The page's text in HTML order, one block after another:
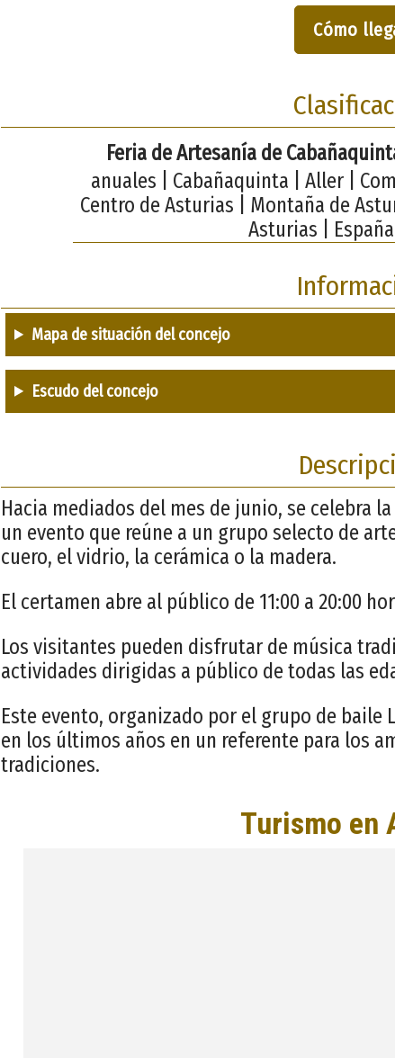
Cómo
Feria de Artesanía de
anuales | Cabañaquinta | Aller |
Centro de Asturias | Montaña de
Asturias |
Mapa de situación del concejo
Escudo del concejo
Hacia mediados del mes de junio, se celebra
un evento que reúne a un grupo selecto de
cuero, el vidrio, la cerámica o la madera.
El certamen abre al público de 11:00 a 20:00
Los visitantes pueden disfrutar de música
actividades dirigidas a público de todas las
Este evento, organizado por el grupo de baile
en los últimos años en un referente para los
tradiciones.